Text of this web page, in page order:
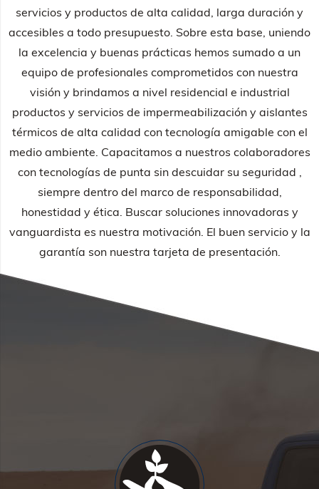
servicios y productos de alta calidad, larga duración y
accesibles a todo presupuesto. Sobre esta base, uniendo
la excelencia y buenas prácticas hemos sumado a un
equipo de profesionales comprometidos con nuestra
visión y brindamos a nivel residencial e industrial
productos y servicios de impermeabilización y aislantes
térmicos de alta calidad con tecnología amigable con el
medio ambiente. Capacitamos a nuestros colaboradores
con tecnologías de punta sin descuidar su seguridad ,
siempre dentro del marco de responsabilidad,
honestidad y ética. Buscar soluciones innovadoras y
vanguardista es nuestra motivación. El buen servicio y la
garantía son nuestra tarjeta de presentación.